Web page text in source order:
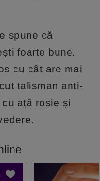
spune că
foarte bune.
cu cât are mai
talisman anti-
ață roșie și